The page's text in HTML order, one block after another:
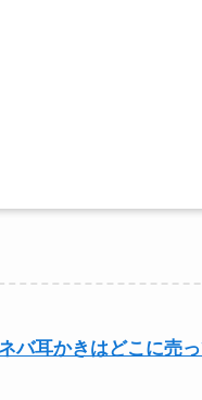
バ耳かきはどこに売